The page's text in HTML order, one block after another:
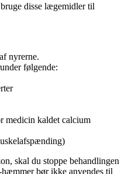
disse lægemidler til
nyrerne.
følgende:
medicin kaldet calcium
skal du stoppe behandlingen
bør ikke anvendes til